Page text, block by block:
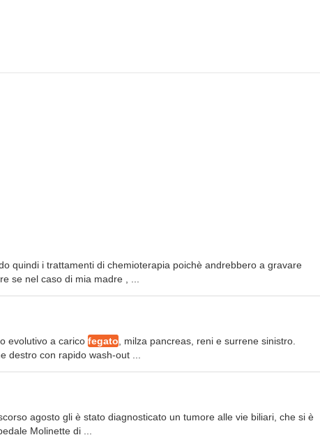
quindi i trattamenti di chemioterapia poichè andrebbero a gravare
se nel caso di mia madre , ...
evolutivo a carico fegato , milza pancreas, reni e surrene sinistro.
destro con rapido wash-out ...
agosto gli è stato diagnosticato un tumore alle vie biliari, che si è
Molinette di ...